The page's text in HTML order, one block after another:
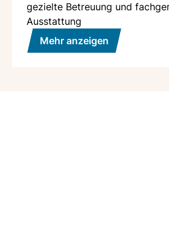
gezielte Betreuung und
Ausstattung
Mehr anzeigen